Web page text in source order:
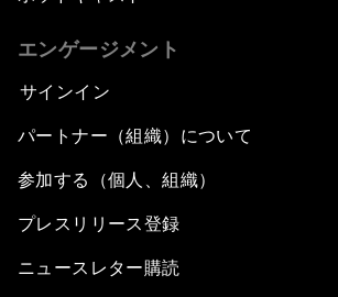
エンゲージメント
サインイン
パートナー（組織）について
参加する（個人、組織）
プレスリリース登録
ニュースレター購読